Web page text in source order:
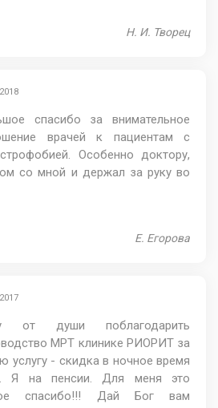
Н. И. Творец
спасибо за внимательное
врачей к пациентам с
Особенно доктору,
со мной и держал за руку во
Е. Егорова
от души поблагодарить
МРТ клинике РИОРИТ за
услугу - скидка в ночное время
Я на пенсии. Для меня это
спасибо!!! Дай Бог вам